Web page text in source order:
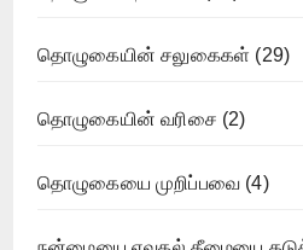
தொழுகையின் சலுகைகள் (29)
தொழுகையின் வரிசை (2)
தொழுகையை முறிப்பவை (4)